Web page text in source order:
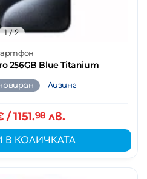
256GB Blue Titanium
1/ 2
Лизинг
/ 1151.98 лв.
В КОЛИЧКАТА